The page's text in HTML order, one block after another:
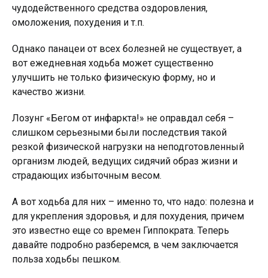
чудодейственного средства оздоровления,
омоложения, похудения и т.п.
Однако панацеи от всех болезней не существует, а
вот ежедневная ходьба может существенно
улучшить не только физическую форму, но и
качество жизни.
Лозунг «Бегом от инфаркта!» не оправдал себя –
слишком серьезными были последствия такой
резкой физической нагрузки на неподготовленный
организм людей, ведущих сидячий образ жизни и
страдающих избыточным весом.
А вот ходьба для них – именно то, что надо: полезна и
для укрепления здоровья, и для похудения, причем
это известно еще со времен Гиппократа. Теперь
давайте подробно разберемся, в чем заключается
польза ходьбы пешком.